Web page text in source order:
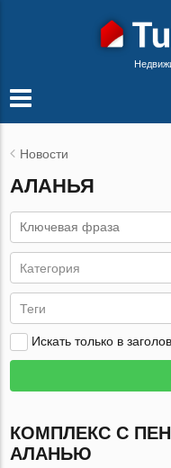
Новости
АЛАНЬЯ
Категория
Теги
Искать только в
КОМПЛЕКС С
АЛАНЬЮ